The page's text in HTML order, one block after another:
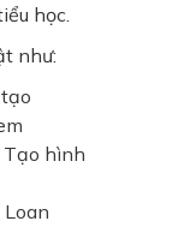
học.
như:
hình